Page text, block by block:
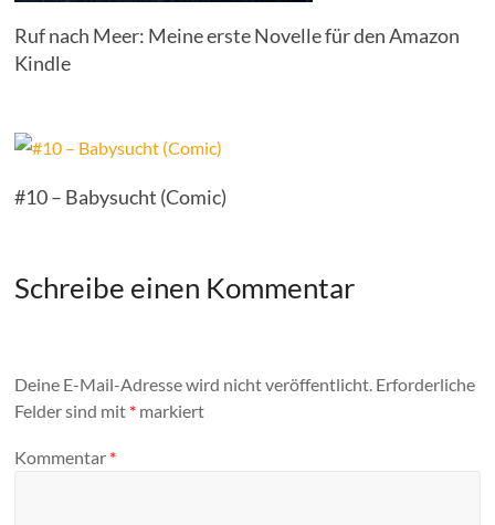
Ruf nach Meer: Meine erste Novelle für den Amazon
Kindle
#10 – Babysucht (Comic)
Schreibe einen Kommentar
Deine E-Mail-Adresse wird nicht veröffentlicht. Erforderliche
Felder sind mit * markiert
Kommentar *